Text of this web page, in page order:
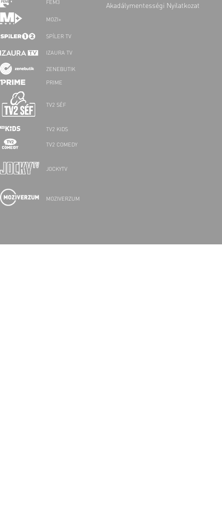
FEM3
MOZI+
SPÍLER TV
IZAURA TV
ZENEBUTIK
PRIME
TV2 SÉF
TV2 KIDS
TV2 COMEDY
JOCKYTV
MOZIVERZUM
Akadálymentességi Nyilatkozat